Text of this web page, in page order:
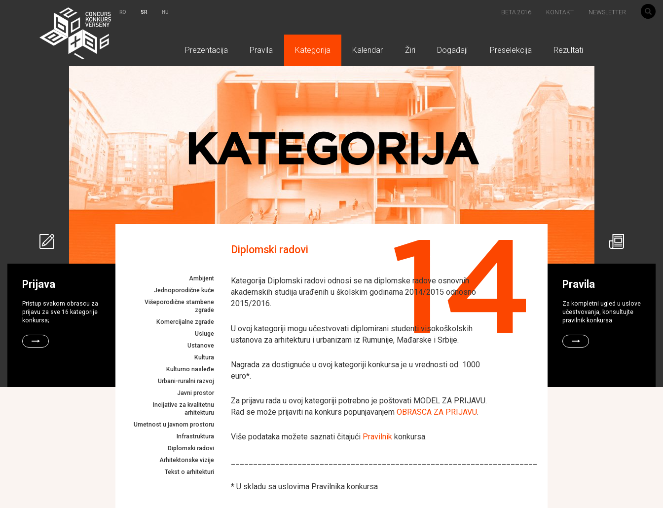
RO SR HU BETA.2016 KONTAKT NEWSLETTER
Prezentacija Pravila Kategorija Kalendar Žiri Događaji Preselekcija Rezultati
KATEGORIJA
Prijava
Pristup svakom obrascu za
prijavu za sve 16 kategorije
konkursa;
Pravila
Za kompletni ugled u uslove
učestvovanja, konsultujte
pravilnik konkursa
14
Ambijent
Jednoporodične kuće
Višeporodične stambene
zgrade
Komercijalne zgrade
Usluge
Ustanove
Kultura
Kulturno nasleđe
Urbani-ruralni razvoj
Javni prostor
Incijative za kvalitetnu
arhitekturu
Umetnost u javnom prostoru
Infrastruktura
Diplomski radovi
Arhitektonske vizije
Tekst o arhitekturi
Diplomski radovi
Kategorija Diplomski radovi odnosi se na diplomske radove osnovnih
akademskih studija urađenih u školskim godinama 2014/2015 odnosno
2015/2016.
U ovoj kategoriji mogu učestvovati diplomirani studenti visokoškolskih
ustanova za arhitekturu i urbanizam iz Rumunije, Mađarske i Srbije.
Nagrada za dostignuće u ovoj kategoriji konkursa je u vrednosti od 1000
euro*.
Za prijavu rada u ovoj kategoriji potrebno je poštovati MODEL ZA PRIJAVU.
Rad se može prijaviti na konkurs popunjavanjem OBRASCA ZA PRIJAVU.
Više podataka možete saznati čitajući Pravilnik konkursa.
* U skladu sa uslovima Pravilnika konkursa